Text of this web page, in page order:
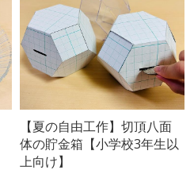
【夏の自由工作】切頂八面
体の貯金箱【小学校3年生以
上向け】